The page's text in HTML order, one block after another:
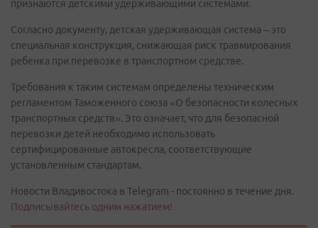
признаются детскими удерживающими системами.
Согласно документу, детская удерживающая система – это
специальная конструкция, снижающая риск травмирования
ребенка при перевозке в транспортном средстве.
Требования к таким системам определены техническим
регламентом Таможенного союза «О безопасности колесных
транспортных средств». Это означает, что для безопасной
перевозки детей необходимо использовать
сертифицированные автокресла, соответствующие
установленным стандартам.
Новости Владивостока в Telegram - постоянно в течение дня.
Подписывайтесь одним нажатием!